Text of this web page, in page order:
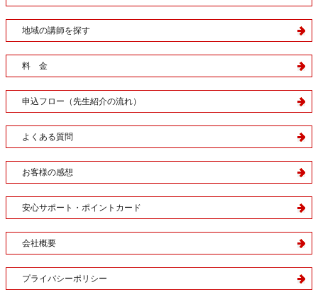
地域の講師を探す
料 金
申込フロー（先生紹介の流れ）
よくある質問
お客様の感想
安心サポート・ポイントカード
会社概要
プライバシーポリシー